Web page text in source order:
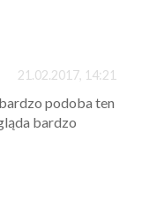
21.02.2017, 14:21
podoba ten
bardzo